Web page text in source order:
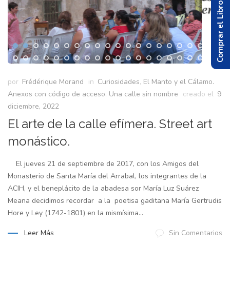
por Frédérique Morand in Curiosidades, El Manto y el Cálamo.
Anexos con código de acceso, Una calle sin nombre creado el 9
diciembre, 2022
El arte de la calle efímera. Street art
monástico.
El jueves 21 de septiembre de 2017, con los Amigos del
Monasterio de Santa María del Arrabal, los integrantes de la
ACIH, y el beneplácito de la abadesa sor María Luz Suárez
Meana decidimos recordar a la poetisa gaditana María Gertrudis
Hore y Ley (1742-1801) en la mismísima...
Leer Más Sin Comentarios
Comprar el Libro